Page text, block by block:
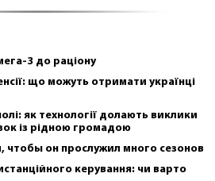
3 до раціону
що можуть отримати українці
як технології долають виклики
із рідною громадою
чтобы он прослужил много сезонов
керування: чи варто